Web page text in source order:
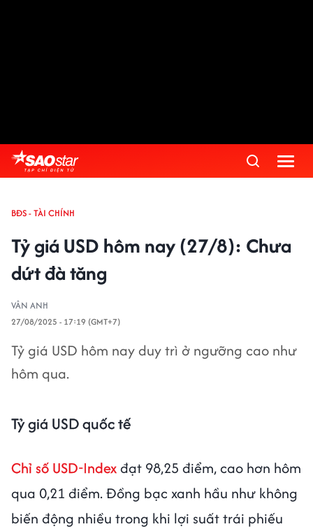
BĐS - TÀI CHÍNH
Tỷ giá USD hôm nay (27/8): Chưa
dứt đà tăng
VÂN ANH
27/08/2025 - 17:19 (GMT+7)
Tỷ giá USD hôm nay duy trì ở ngưỡng cao như
hôm qua.
Tỷ giá USD quốc tế
Chỉ số USD-Indexđạt 98,25 điểm, cao hơn hôm
qua 0,21 điểm. Đồng bạc xanh hầu như không
biến động nhiều trong khi lợi suất trái phiếu